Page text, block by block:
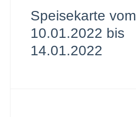
Speisekarte vom
10.01.2022 bis
14.01.2022